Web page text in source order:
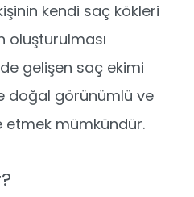
kendi saç kökleri
oluşturulması
gelişen saç ekimi
doğal görünümlü ve
etmek mümkündür.